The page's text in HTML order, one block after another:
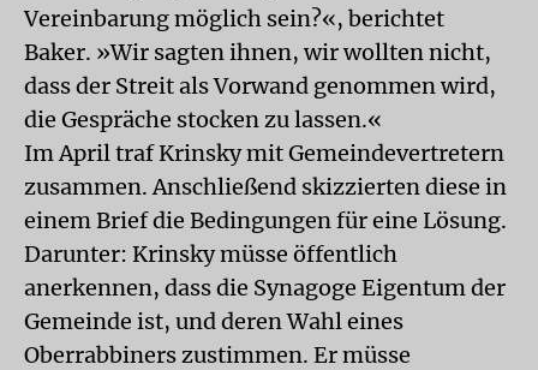
Vereinbarung möglich sein?«, berichtet
Baker. »Wir sagten ihnen, wir wollten nicht,
dass der Streit als Vorwand genommen wird,
die Gespräche stocken zu lassen.«
Im April traf Krinsky mit Gemeindevertretern
zusammen. Anschließend skizzierten diese in
einem Brief die Bedingungen für eine Lösung.
Darunter: Krinsky müsse öffentlich
anerkennen, dass die Synagoge Eigentum der
Gemeinde ist, und deren Wahl eines
Oberrabbiners zustimmen. Er müsse